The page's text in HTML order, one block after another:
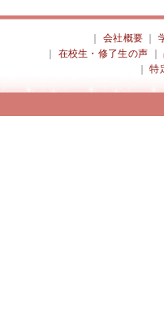
会社概要 ｜
在校生・修了生の声 ｜
｜特